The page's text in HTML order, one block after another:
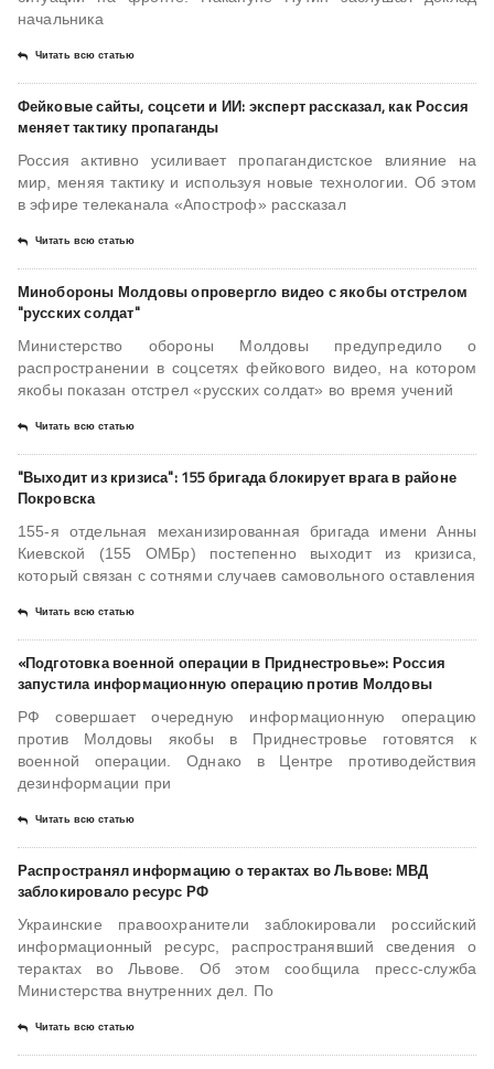
начальника
Читать всю статью
Фейковые сайты, соцсети и ИИ: эксперт рассказал, как Россия
меняет тактику пропаганды
Россия активно усиливает пропагандистское влияние на
мир, меняя тактику и используя новые технологии. Об этом
в эфире телеканала «Апостроф» рассказал
Читать всю статью
Минобороны Молдовы опровергло видео с якобы отстрелом
"русских солдат"
Министерство обороны Молдовы предупредило о
распространении в соцсетях фейкового видео, на котором
якобы показан отстрел «русских солдат» во время учений
Читать всю статью
"Выходит из кризиса": 155 бригада блокирует врага в районе
Покровска
155-я отдельная механизированная бригада имени Анны
Киевской (155 ОМБр) постепенно выходит из кризиса,
который связан с сотнями случаев самовольного оставления
Читать всю статью
«Подготовка военной операции в Приднестровье»: Россия
запустила информационную операцию против Молдовы
РФ совершает очередную информационную операцию
против Молдовы якобы в Приднестровье готовятся к
военной операции. Однако в Центре противодействия
дезинформации при
Читать всю статью
Распространял информацию о терактах во Львове: МВД
заблокировало ресурс РФ
Украинские правоохранители заблокировали российский
информационный ресурс, распространявший сведения о
терактах во Львове. Об этом сообщила пресс-служба
Министерства внутренних дел. По
Читать всю статью